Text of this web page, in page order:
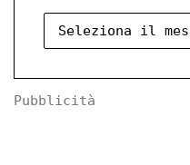
Pubblicità